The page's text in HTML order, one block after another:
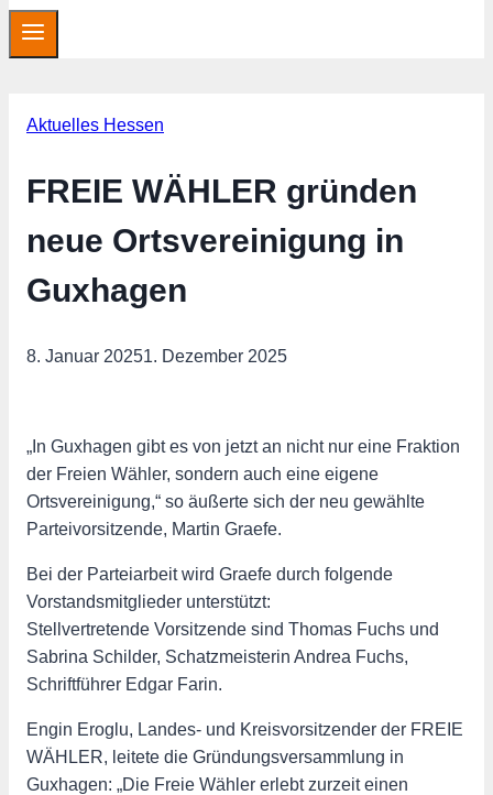
Aktuelles Hessen
FREIE WÄHLER gründen
neue Ortsvereinigung in
Guxhagen
8. Januar 20251. Dezember 2025
„In Guxhagen gibt es von jetzt an nicht nur eine Fraktion
der Freien Wähler, sondern auch eine eigene
Ortsvereinigung,“ so äußerte sich der neu gewählte
Parteivorsitzende, Martin Graefe.
Bei der Parteiarbeit wird Graefe durch folgende
Vorstandsmitglieder unterstützt:
Stellvertretende Vorsitzende sind Thomas Fuchs und
Sabrina Schilder, Schatzmeisterin Andrea Fuchs,
Schriftführer Edgar Farin.
Engin Eroglu, Landes- und Kreisvorsitzender der FREIE
WÄHLER, leitete die Gründungsversammlung in
Guxhagen: „Die Freie Wähler erlebt zurzeit einen